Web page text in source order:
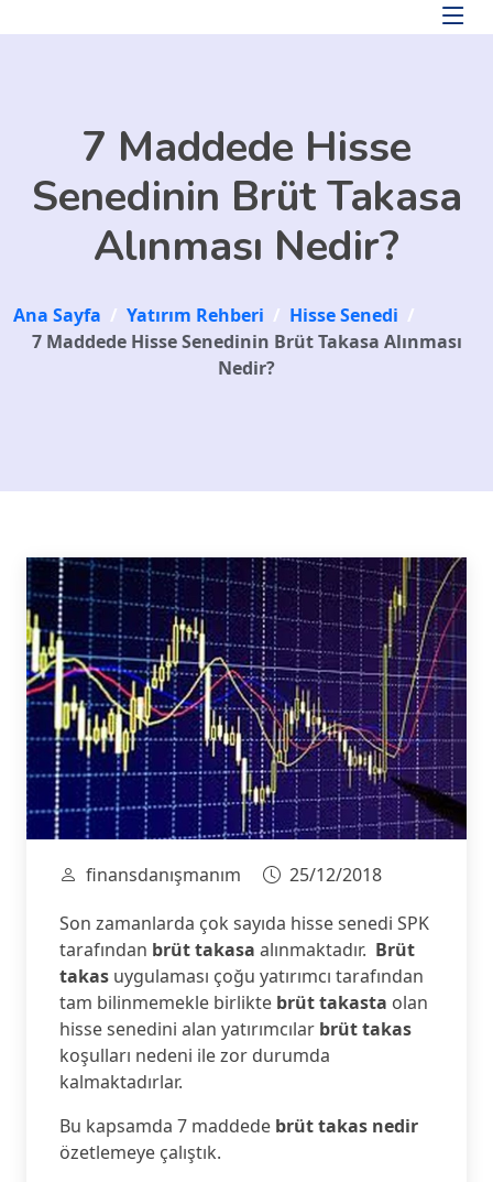
7 Maddede Hisse
Senedinin Brüt Takasa
Alınması Nedir?
Ana Sayfa / Yatırım Rehberi / Hisse Senedi /
7 Maddede Hisse Senedinin Brüt Takasa Alınması
Nedir?
finansdanışmanım
25/12/2018
Son zamanlarda çok sayıda hisse senedi SPK
tarafından brüt takasa alınmaktadır. Brüt
takas uygulaması çoğu yatırımcı tarafından
tam bilinmemekle birlikte brüt takasta olan
hisse senedini alan yatırımcılar brüt takas
koşulları nedeni ile zor durumda
kalmaktadırlar.
Bu kapsamda 7 maddede brüt takas nedir
özetlemeye çalıştık.